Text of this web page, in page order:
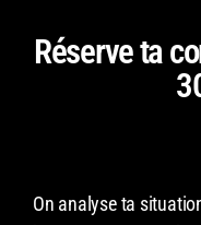
Réserve ta
On analyse ta